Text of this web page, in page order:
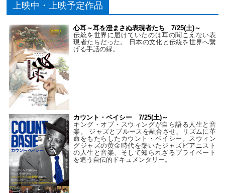
上映中・上映予定作品
心耳～耳を澄まさぬ表現者たち 7/25(土)～
伝統を世界に届けていたのは耳の聞こえない表
現者たちだった。 日本の文化と伝統を世界へ繋
げる手話の縁。
カウント・ベイシー 7/25(土)～
キング・オブ・スウィングが自ら語る人生と音
楽。 ジャズとブルースを融合させ、リズムに革
命をもたらしたカウント・ベイシー。スウィン
グジャズの黄金時代を築いたジャズピアニスト
の人生と音楽、そして知られざるプライベート
を追う自伝的ドキュメンタリー。